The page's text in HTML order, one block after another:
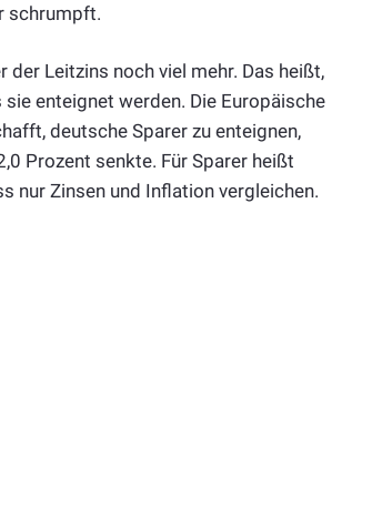
schrumpft.
Leitzins noch viel mehr. Das heißt,
enteignet werden. Die Europäische
deutsche Sparer zu enteignen,
Prozent senkte. Für Sparer heißt
nur Zinsen und Inflation vergleichen.